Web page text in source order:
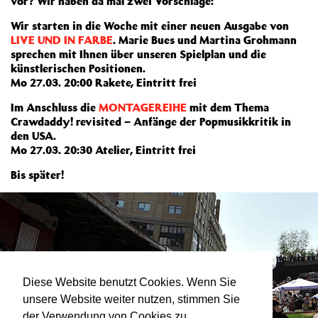
Diese Website benutzt Cookies. Wenn Sie
unsere Website weiter nutzen, stimmen Sie
Wir starten in die Woche mit einer neuen Ausgabe von
LIVE UND IN FARBE. Marie Bues und Martina Grohmann
sprechen mit Ihnen über unseren Spielplan und die
künstlerischen Positionen.
Mo 27.03. 20:00 Rakete, Eintritt frei
Im Anschluss die MONTAGEREIHE mit dem Thema
Crawdaddy! revisited – Anfänge der Popmusikkritik in
den USA.
Mo 27.03. 20:30 Atelier, Eintritt frei
Bis später!